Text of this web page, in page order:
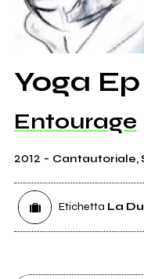
Yoga Ep
Entourage
2012 - Cantautoriale,
Etichetta La